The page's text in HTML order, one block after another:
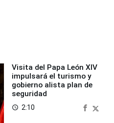
Visita del Papa León XIV
impulsará el turismo y
gobierno alista plan de
seguridad
access_time 2:10